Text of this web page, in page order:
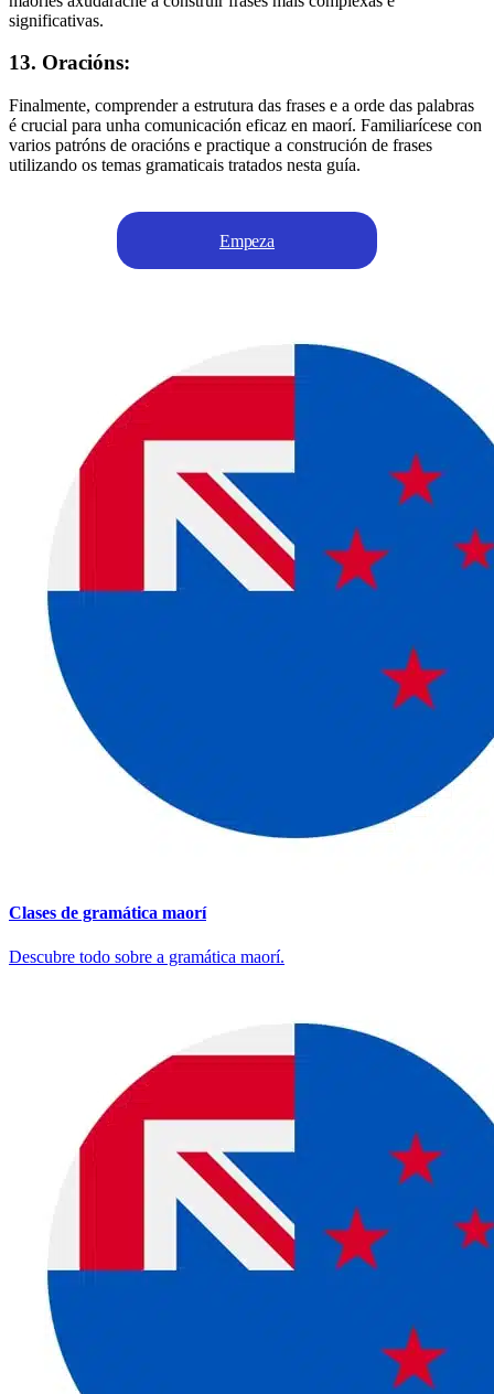
significativas.
13. Oracións:
Finalmente, comprender a estrutura das frases e a orde das palabras
é crucial para unha comunicación eficaz en maorí. Familiarícese con
varios patróns de oracións e practique a construción de frases
utilizando os temas gramaticais tratados nesta guía.
Empeza
Clases de gramática maorí
Descubre todo sobre a gramática maorí.